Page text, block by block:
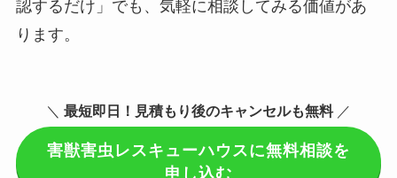
認するだけ」でも、気軽に相談してみる価値があ
ります。
＼ 最短即日！見積もり後のキャンセルも無料／
害獣害虫レスキューハウスに無料相談を
申し込む